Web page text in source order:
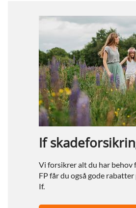
If
Vi forsikrer alt du har behov
FP får du også gode
If.